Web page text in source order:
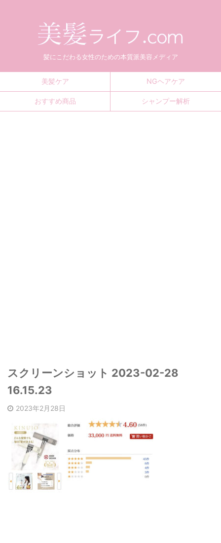
髪にこだわる女性のための本質派美容メディア
美髪ケア NGヘアケア
おすすめ商品 シャンプー解析
スクリーンショット 2023-02-28
16.15.23
2023年2月28日